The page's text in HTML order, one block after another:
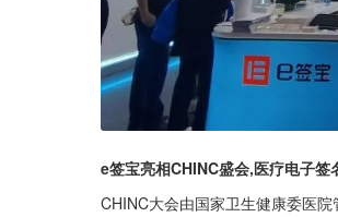
e签宝亮相CHINC盛会,医疗电子签
CHINC大会由国家卫生健康委医